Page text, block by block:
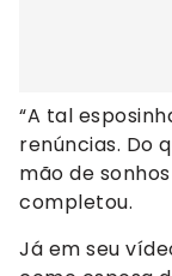
“A tal
renúncias. Do
mão de
completou.
Já em seu